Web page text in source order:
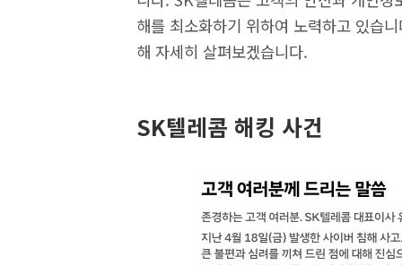
해를 최소화하기 위하여 노력하고 있습
해 자세히 살펴보겠습니다.
SK텔레콤 해킹 사건